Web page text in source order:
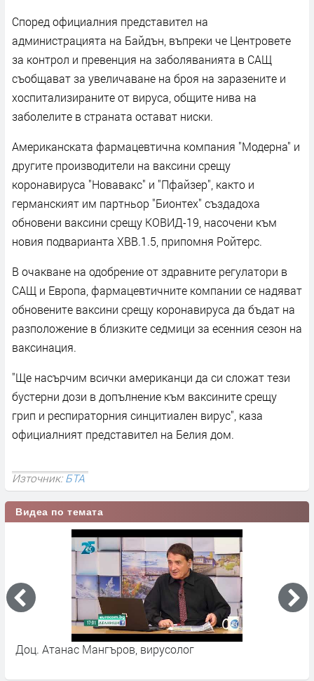
Според официалния представител на
администрацията на Байдън, въпреки че Центровете
за контрол и превенция на заболяванията в САЩ
съобщават за увеличаване на броя на заразените и
хоспитализираните от вируса, общите нива на
заболелите в страната остават ниски.
Американската фармацевтична компания "Модерна" и
другите производители на ваксини срещу
коронавируса "Новавакс" и "Пфайзер", както и
германският им партньор "Бионтех" създадоха
обновени ваксини срещу КОВИД-19, насочени към
новия подварианта XBB.1.5, припомня Ройтерс.
В очакване на одобрение от здравните регулатори в
САЩ и Европа, фармацевтичните компании се надяват
обновените ваксини срещу коронавируса да бъдат на
разположение в близките седмици за есенния сезон на
ваксинация.
"Ще насърчим всички американци да си сложат тези
бустерни дози в допълнение към ваксините срещу
грип и респираторния синцитиален вирус", каза
официалният представител на Белия дом.
Източник:БТА
Видеа по темата
Доц. Атанас Мангъров, вирусолог